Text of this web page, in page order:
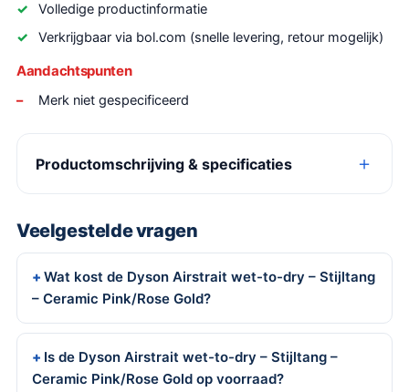
Volledige productinformatie
Verkrijgbaar via bol.com (snelle levering, retour mogelijk)
Aandachtspunten
Merk niet gespecificeerd
Productomschrijving & specificaties
Veelgestelde vragen
Wat kost de Dyson Airstrait wet-to-dry – Stijltang
– Ceramic Pink/Rose Gold?
Is de Dyson Airstrait wet-to-dry – Stijltang –
Ceramic Pink/Rose Gold op voorraad?